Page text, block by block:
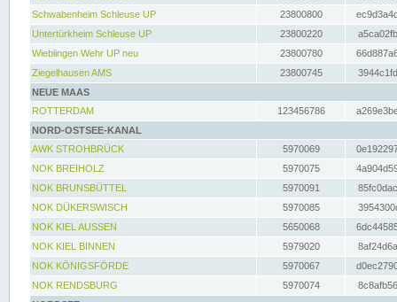
Schwabenheim Schleuse UP
23800800
Untertürkheim Schleuse UP
23800220
Wieblingen Wehr UP neu
23800780
Ziegelhausen AMS
23800745
NEUE MAAS
ROTTERDAM
123456786
NORD-OSTSEE-KANAL
AWK STROHBRÜCK
5970069
NOK BREIHOLZ
5970075
NOK BRUNSBÜTTEL
5970091
NOK DÜKERSWISCH
5970085
NOK KIEL AUSSEN
5650068
NOK KIEL BINNEN
5979020
NOK KÖNIGSFÖRDE
5970067
NOK RENDSBURG
5970074